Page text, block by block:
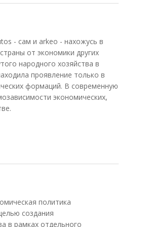
- сам и arkeo - нахожусь в
от экономики других
народного хозяйства в
проявление только в
формаций. В современную
экономических,
политика
создания
в рамках отдельного